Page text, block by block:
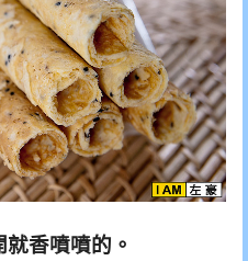
香噴噴的。